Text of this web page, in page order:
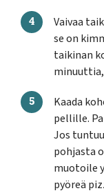
Vaivaa
se on
taikinan
Kaada
pellille.
Jos
pohjasta
muotoile
pyöreä